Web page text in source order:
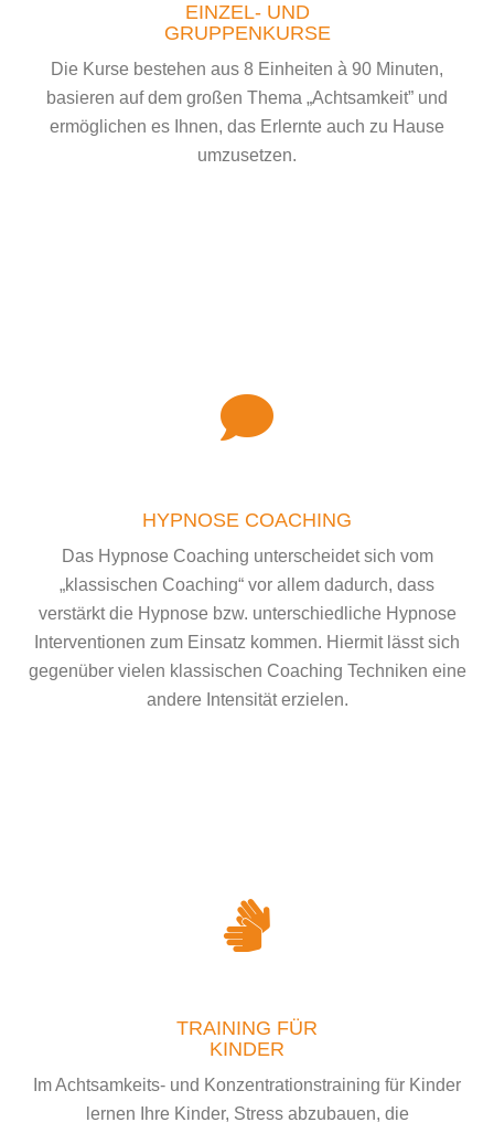
EINZEL- UND
GRUPPENKURSE
Die Kurse bestehen aus 8 Einheiten à 90 Minuten,
basieren auf dem großen Thema „Achtsamkeit” und
ermöglichen es Ihnen, das Erlernte auch zu Hause
umzusetzen.
HYPNOSE COACHING
Das Hypnose Coaching unterscheidet sich vom
„klassischen Coaching“ vor allem dadurch, dass
verstärkt die Hypnose bzw. unterschiedliche Hypnose
Interventionen zum Einsatz kommen. Hiermit lässt sich
gegenüber vielen klassischen Coaching Techniken eine
andere Intensität erzielen.
TRAINING FÜR
KINDER
Im Achtsamkeits- und Konzentrationstraining für Kinder
lernen Ihre Kinder, Stress abzubauen, die